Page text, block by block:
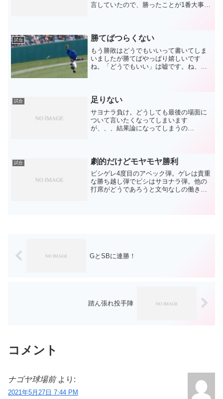
言していたので、勝ったことが1番大事。
合だったので...
試合 勝てばつらくない
もう勝敗はどうでもいいって書いてしま
いましたが勝てばやっぱり嬉しいです
ね。「どうでもいい」は嘘です。ね、ば
まくり、先頭の近本を筆頭に...
試合 足りない
サヨナラ負け。どうしても最後の場面に
ついて言いたくなってしまいます
が、、、結果論になってしまうの
のが佐藤だし。。。まあ、佐藤に期待
し...
試合 劇的だけどモヤモヤ勝利
ビシゲレ4度目のアベック弾。ゲレは貴重
な勝ち越し弾でビシはサヨナラ弾。他の
打席がどうであろうと文句なしの働きで
GとSBに連勝！
踏ん張れ投手陣
コメント
ナゴヤ球場前 より:
2021年5月27日 7:44 PM